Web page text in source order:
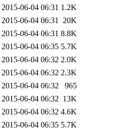
2015-06-04 06:31 1.2K
2015-06-04 06:31 20K
2015-06-04 06:31 8.8K
2015-06-04 06:35 5.7K
2015-06-04 06:32 2.0K
2015-06-04 06:32 2.3K
2015-06-04 06:32
965
2015-06-04 06:32 13K
2015-06-04 06:32 4.6K
2015-06-04 06:35 5.7K